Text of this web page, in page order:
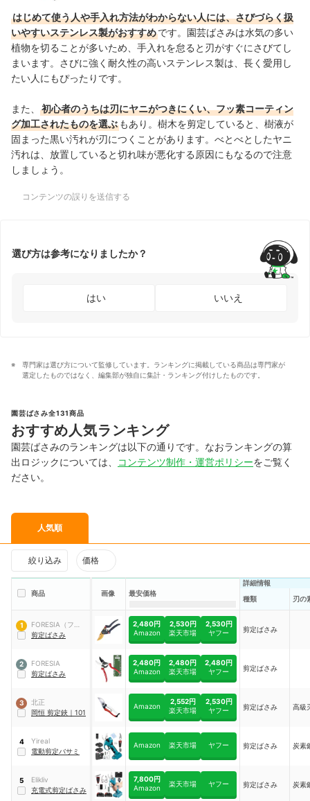
はじめて使う人や手入れ方法がわからない人には、さびづらく扱
いやすいステンレス製がおすすめです。園芸ばさみは水気の多い
植物を切ることが多いため、手入れを怠ると刃がすぐにさびてし
まいます。さびに強く耐久性の高いステンレス製は、長く愛用し
たい人にもぴったりです。
また、
初心者のうちは刃にヤニがつきにくい、フッ素コーティン
グ加工されたものを選ぶ もあり。 樹木を剪定していると、樹液が
固まった黒い汚れが刃につくことがあります。べとべとしたヤニ
汚れは、放置していると切れ味が悪化する原因にもなるので注意
しましょう。
コンテンツの誤りを送信する
選び方は参考になりましたか？
はい いいえ
専門家は選び方について監修しています。ランキングに掲載している商品は専門家が
選定したものではなく、編集部が独自に集計・ランキング付けしたものです。
園芸ばさみ全131商品
おすすめ人気ランキング
園芸ばさみのランキングは以下の通りです。なおランキングの算
出ロジックについては、
コンテンツ制作・運営ポリシーをご覧く
ださい。
人気順
絞り込み 価格
商品 画像 最安価格
詳細情報
種類
刃の
1
FORESIA（フォレ
シア）
剪定ばさみ
2,480円
Amazon
2,530円
楽天市場
2,530円
ヤフー
剪定ばさみ
2
FORESIA
剪定ばさみ
2,480円
Amazon
2,480円
楽天市場
2,480円
ヤフー
剪定ばさみ
3
北正
岡恒 剪定鋏 ｜ 101
Amazon
2,552円
楽天市場
2,530円
ヤフー
剪定ばさみ 高級
4
Yireal
電動剪定バサミ
Amazon 楽天市場 ヤフー 剪定ばさみ 炭素
5
Elikliv
充電式剪定ばさみ
7,800円
Amazon
楽天市場 ヤフー 剪定ばさみ 炭素